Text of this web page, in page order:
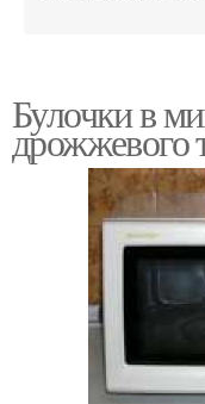
Булочки в
дрожжевого